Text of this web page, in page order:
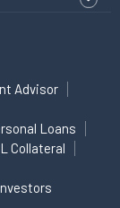
Advisor
Loans
Collateral